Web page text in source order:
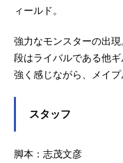
ィールド。
強力なモンスターの出
段はライバルである他
強く感じながら、メイプ
スタッフ
脚本：志茂文彦